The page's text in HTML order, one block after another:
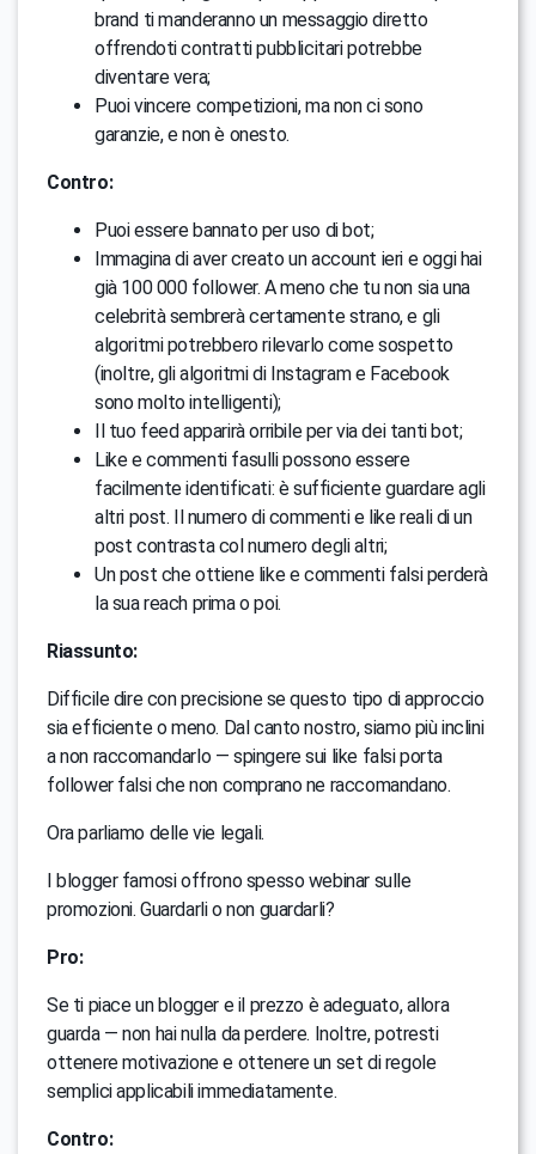
brand ti manderanno un messaggio diretto
offrendoti contratti pubblicitari potrebbe
diventare vera;
Puoi vincere competizioni, ma non ci sono
garanzie, e non è onesto.
Contro:
Puoi essere bannato per uso di bot;
Immagina di aver creato un account ieri e oggi hai
già 100 000 follower. A meno che tu non sia una
celebrità sembrerà certamente strano, e gli
algoritmi potrebbero rilevarlo come sospetto
(inoltre, gli algoritmi di Instagram e Facebook
sono molto intelligenti);
Il tuo feed apparirà orribile per via dei tanti bot;
Like e commenti fasulli possono essere
facilmente identificati: è sufficiente guardare agli
altri post. Il numero di commenti e like reali di un
post contrasta col numero degli altri;
Un post che ottiene like e commenti falsi perderà
la sua reach prima o poi.
Riassunto:
Difficile dire con precisione se questo tipo di approccio
sia efficiente o meno. Dal canto nostro, siamo più inclini
a non raccomandarlo — spingere sui like falsi porta
follower falsi che non comprano ne raccomandano.
Ora parliamo delle vie legali.
I blogger famosi offrono spesso webinar sulle
promozioni. Guardarli o non guardarli?
Pro:
Se ti piace un blogger e il prezzo è adeguato, allora
guarda — non hai nulla da perdere. Inoltre, potresti
ottenere motivazione e ottenere un set di regole
semplici applicabili immediatamente.
Contro: